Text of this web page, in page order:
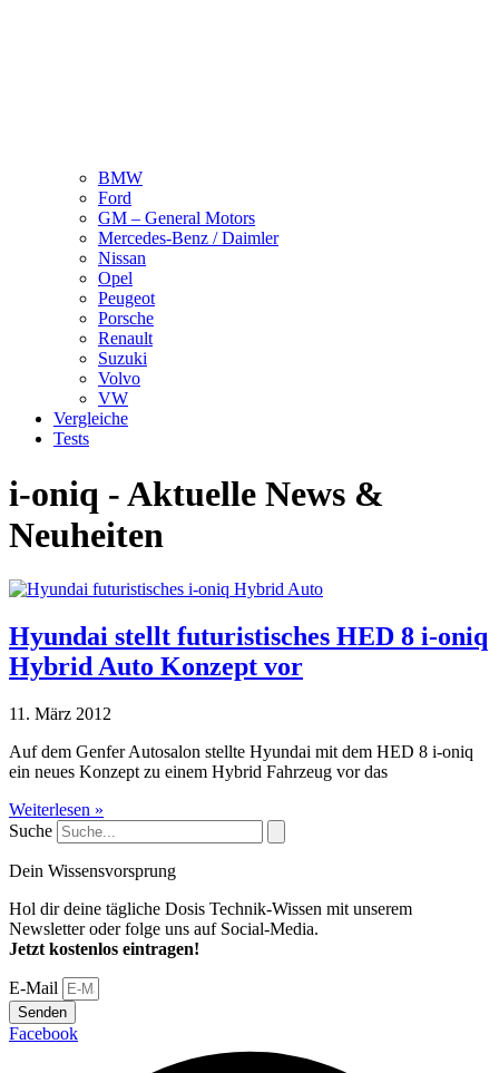
BMW
Ford
GM – General Motors
Mercedes-Benz / Daimler
Nissan
Opel
Peugeot
Porsche
Renault
Suzuki
Volvo
VW
Vergleiche
Tests
i-oniq - Aktuelle News &
Neuheiten
Hyundai stellt futuristisches HED 8 i-oniq
Hybrid Auto Konzept vor
11. März 2012
Auf dem Genfer Autosalon stellte Hyundai mit dem HED 8 i-oniq
ein neues Konzept zu einem Hybrid Fahrzeug vor das
Weiterlesen »
Suche
Dein Wissensvorsprung
Hol dir deine tägliche Dosis Technik-Wissen mit unserem
Newsletter oder folge uns auf Social-Media.
Jetzt kostenlos eintragen!
E-Mail
Senden
Facebook